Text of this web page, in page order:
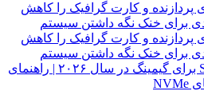
پردازنده و کارت گرافیک را کاهش
پردازنده و کارت گرافیک را کاهش
بهترین SSD برای گیمینگ در سال ۲۰۲۶ | راهنمای